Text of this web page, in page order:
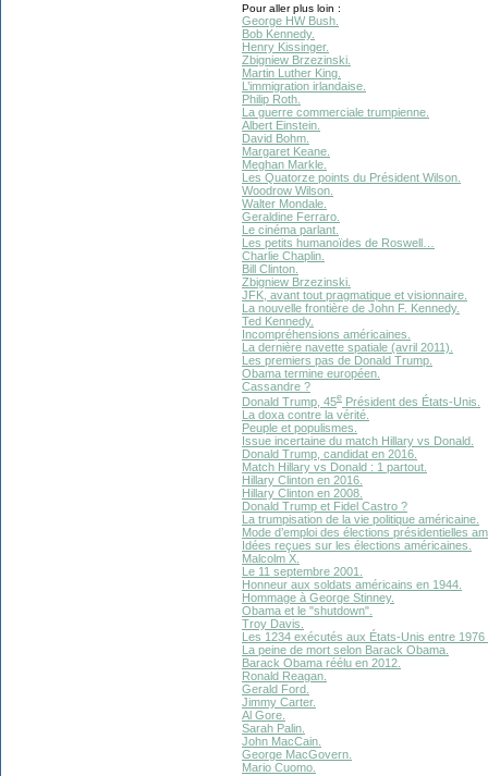
Pour aller plus loin :
George HW Bush.
Bob Kennedy.
Henry Kissinger.
Zbigniew Brzezinski.
Martin Luther King.
L’immigration irlandaise.
Philip Roth.
La guerre commerciale trumpienne.
Albert Einstein.
David Bohm.
Margaret Keane.
Meghan Markle.
Les Quatorze points du Président Wilson.
Woodrow Wilson.
Walter Mondale.
Geraldine Ferraro.
Le cinéma parlant.
Les petits humanoïdes de Roswell…
Charlie Chaplin.
Bill Clinton.
Zbigniew Brzezinski.
JFK, avant tout pragmatique et visionnaire.
La nouvelle frontière de John F. Kennedy.
Ted Kennedy.
Incompréhensions américaines.
La dernière navette spatiale (avril 2011).
Les premiers pas de Donald Trump.
Obama termine européen.
Cassandre ?
Donald Trump, 45e Président des États-Unis.
La doxa contre la vérité.
Peuple et populismes.
Issue incertaine du match Hillary vs Donald.
Donald Trump, candidat en 2016.
Match Hillary vs Donald : 1 partout.
Hillary Clinton en 2016.
Hillary Clinton en 2008.
Donald Trump et Fidel Castro ?
La trumpisation de la vie politique américaine.
Mode d’emploi des élections présidentielles
Idées reçues sur les élections américaines.
Malcolm X.
Le 11 septembre 2001.
Honneur aux soldats américains en 1944.
Hommage à George Stinney.
Obama et le "shutdown".
Troy Davis.
Les 1234 exécutés aux États-Unis entre 1976
La peine de mort selon Barack Obama.
Barack Obama réélu en 2012.
Ronald Reagan.
Gerald Ford.
Jimmy Carter.
Al Gore.
Sarah Palin.
John MacCain.
George MacGovern.
Mario Cuomo.